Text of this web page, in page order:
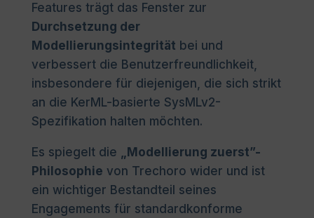
Features trägt das Fenster zur
Durchsetzung der
Modellierungsintegrität bei und
verbessert die Benutzerfreundlichkeit,
insbesondere für diejenigen, die sich strikt
an die KerML-basierte SysMLv2-
Spezifikation halten möchten.
Es spiegelt die „Modellierung zuerst”-
Philosophie von Trechoro wider und ist
ein wichtiger Bestandteil seines
Engagements für standardkonforme